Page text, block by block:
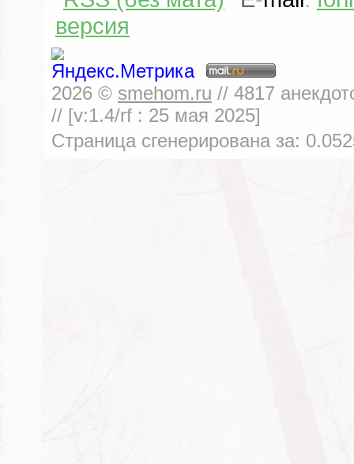
версия
2026 © smehom.ru // 4817
// [v:1.4/rf : 25 мая 2025]
Страница сгенерирована за: